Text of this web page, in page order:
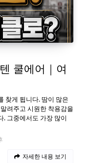
쿨에어｜여
찾게 됩니다. 땀이 많은
려주고 시원한 착용감을
. 그중에서도 가장 많이
자세한 내용 보기